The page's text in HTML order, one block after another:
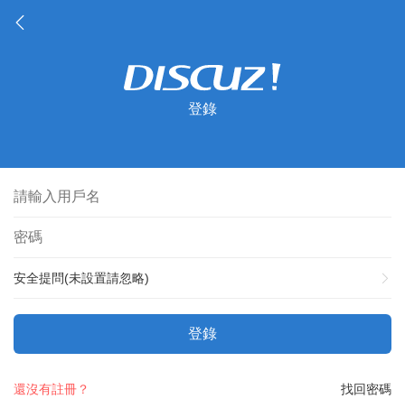
登錄
安全提問(未設置請忽略)
登錄
找回密碼
還沒有註冊？